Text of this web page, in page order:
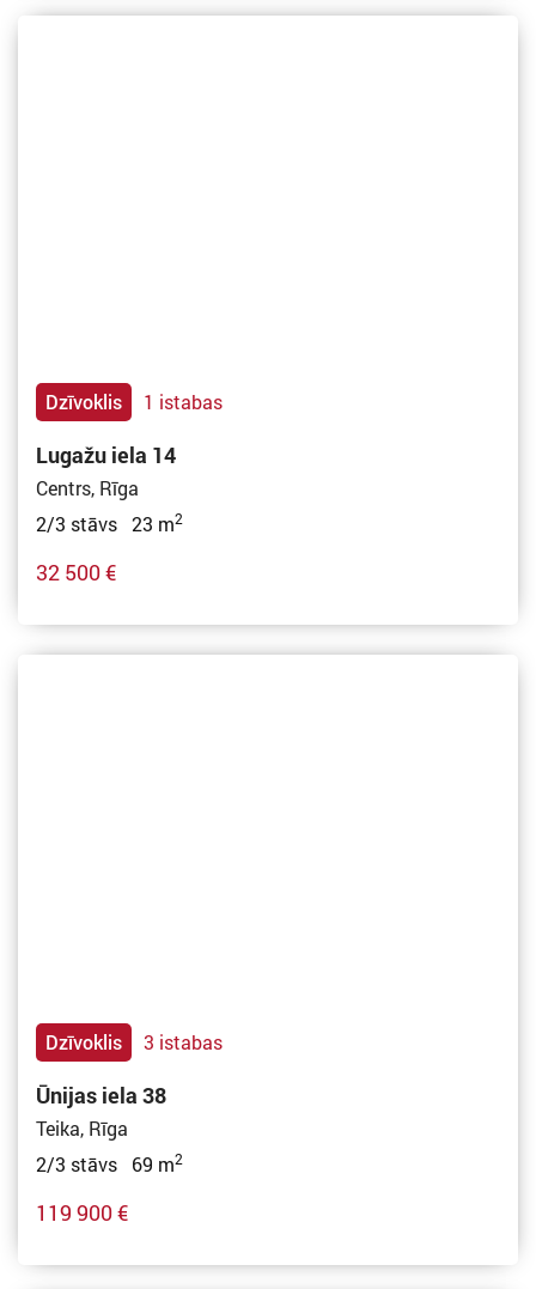
Dzīvoklis 1 istabas
Lugažu iela 14
Centrs, Rīga
2/3 stāvs 23 m2
32 500 €
Dzīvoklis 3 istabas
Ūnijas iela 38
Teika, Rīga
2/3 stāvs 69 m2
119 900 €